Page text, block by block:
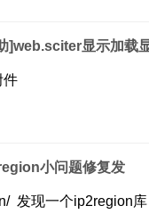
]web.sciter显示加载
件
小问题修复发
发现一个ip2region